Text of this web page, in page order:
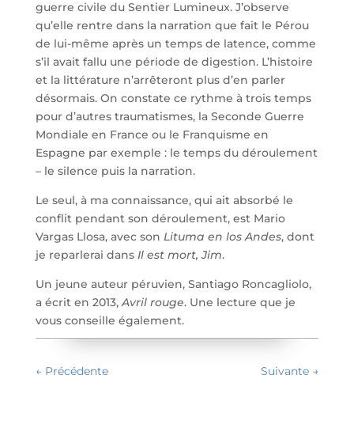
guerre civile du Sentier Lumineux. J’observe
qu’elle rentre dans la narration que fait le Pérou
de lui-même après un temps de latence, comme
s’il avait fallu une période de digestion. L’histoire
et la littérature n’arrêteront plus d’en parler
désormais. On constate ce rythme à trois temps
pour d’autres traumatismes, la Seconde Guerre
Mondiale en France ou le Franquisme en
Espagne par exemple : le temps du déroulement
– le silence puis la narration.
Le seul, à ma connaissance, qui ait absorbé le
conflit pendant son déroulement, est Mario
Vargas Llosa, avec son Lituma en los Andes, dont
je reparlerai dans Il est mort, Jim.
Un jeune auteur péruvien, Santiago Roncagliolo,
a écrit en 2013,Avril rouge. Une lecture que je
vous conseille également.
← Précédente Suivante →